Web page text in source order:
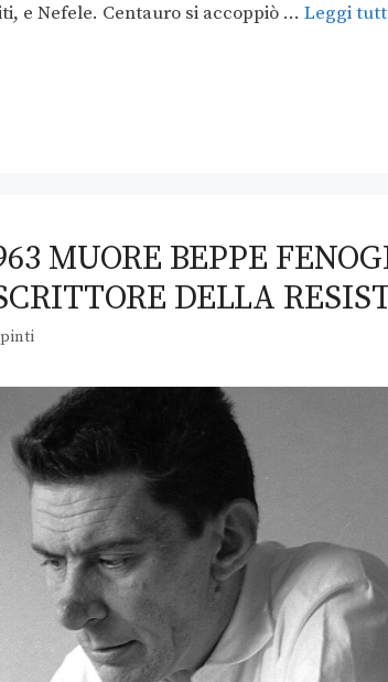
e Nefele. Centauro si accoppiò … Leggi
MUORE BEPPE
DELLA